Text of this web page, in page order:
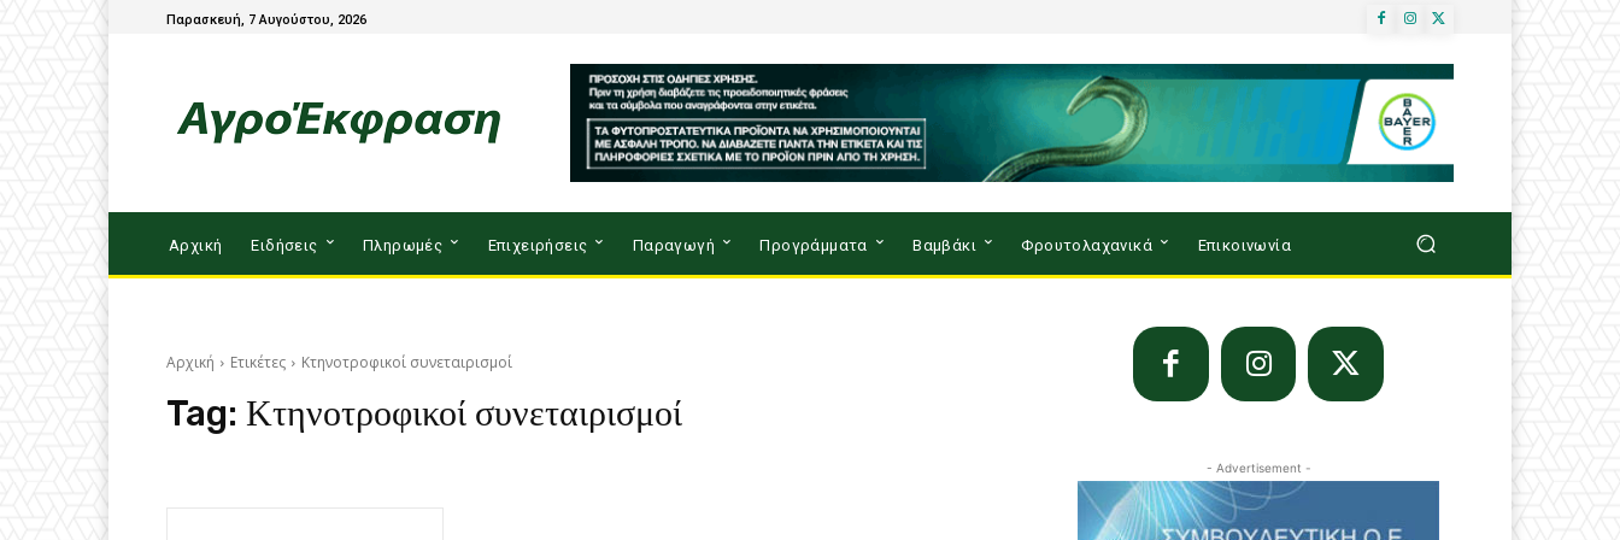
Παρασκευή, 7 Αυγούστου, 2026
Αρχική Ειδήσεις Πληρωμές Επιχειρήσεις Παραγωγή Προγράμματα Βαμβάκι Φρουτολαχανικά Επικοινωνία
Αρχική Ετικέτες Κτηνοτροφικοί συνεταιρισμοί
Tag: Κτηνοτροφικοί συνεταιρισμοί
- Advertisement -